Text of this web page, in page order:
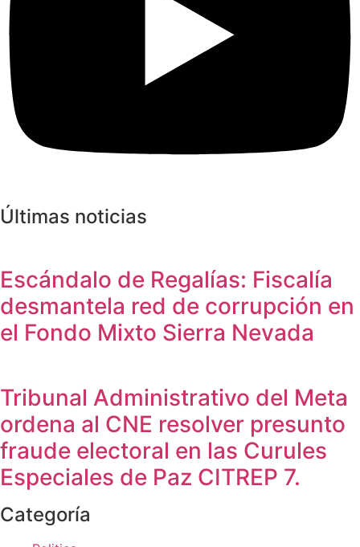
Últimas noticias
Escándalo de Regalías: Fiscalía
desmantela red de corrupción en
el Fondo Mixto Sierra Nevada
Tribunal Administrativo del Meta
ordena al CNE resolver presunto
fraude electoral en las Curules
Especiales de Paz CITREP 7.
Categoría